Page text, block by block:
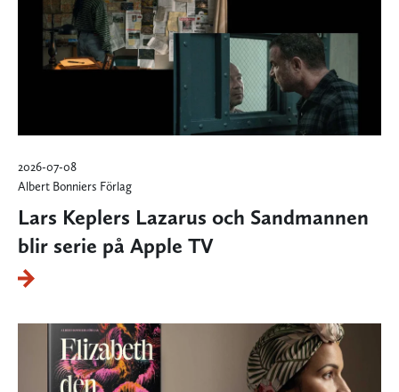
2026-07-08
Albert Bonniers Förlag
Lars Keplers Lazarus och Sandmannen
blir serie på Apple TV